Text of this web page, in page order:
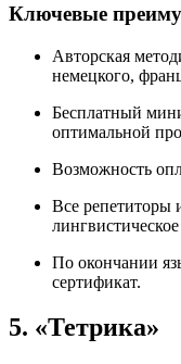
Ключевые
Авторская
немецкого,
Бесплатный
оптимальной
Возможность
Все репетиторы
По окончании
сертификат.
5. «Тетрика»